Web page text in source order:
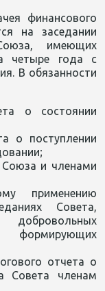
финансового
на заседании
имеющих
четыре года с
В обязанности
о состоянии
о поступлении
Союза и членами
применению
Совета,
добровольных
формирующих
отчета о
Совета членам